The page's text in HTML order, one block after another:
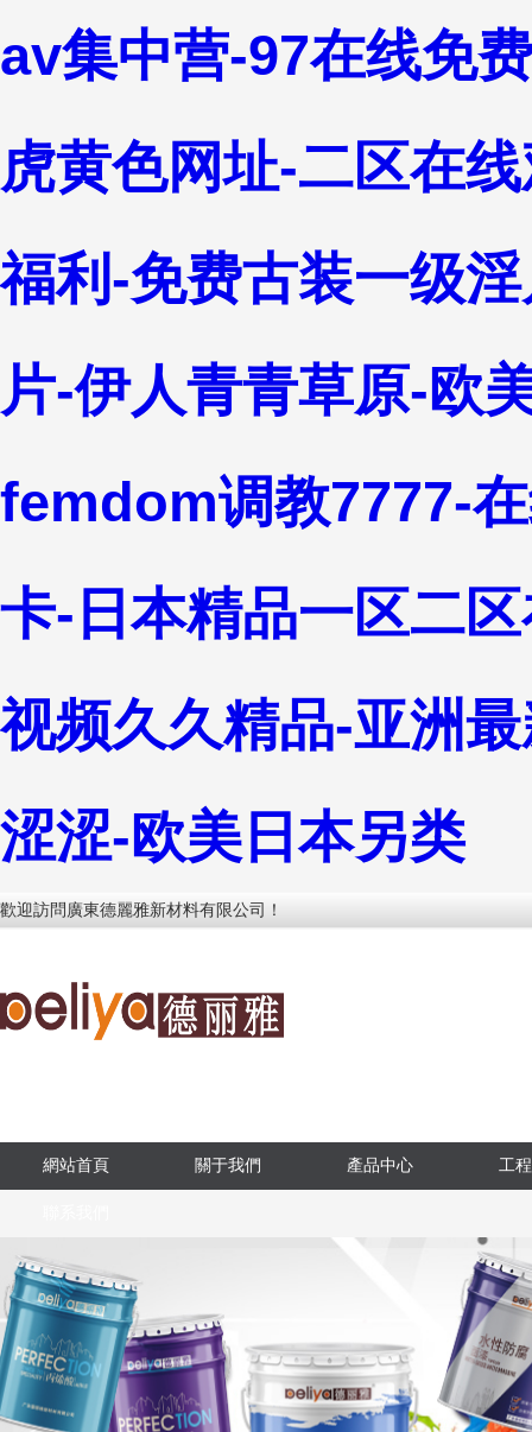
av集中营-97在线免
虎黄色网址-二区在
福利-免费古装一级
片-伊人青青草原-欧
femdom调教7777-
卡-日本精品一区二
视频久久精品-亚洲
涩涩-欧美日本另类
歡迎訪問廣東德麗雅新材料有限公司！
網站首頁 關于我們 產品中心 工